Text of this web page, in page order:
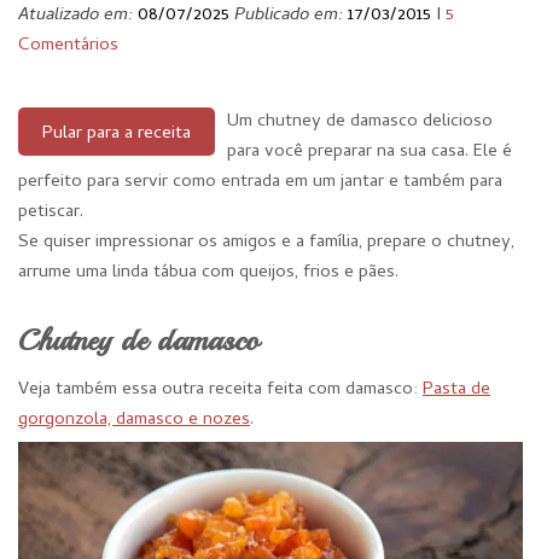
Atualizado em:08/07/2025 Publicado em:17/03/2015 I 5
Comentários
Pular para a receita
Um chutney de damasco delicioso
para você preparar na sua casa. Ele é
perfeito para servir como entrada em um jantar e também para
petiscar.
Se quiser impressionar os amigos e a família, prepare o chutney,
arrume uma linda tábua com queijos, frios e pães.
Chutney de damasco
Veja também essa outra receita feita com damasco: Pasta de
gorgonzola, damasco e nozes.